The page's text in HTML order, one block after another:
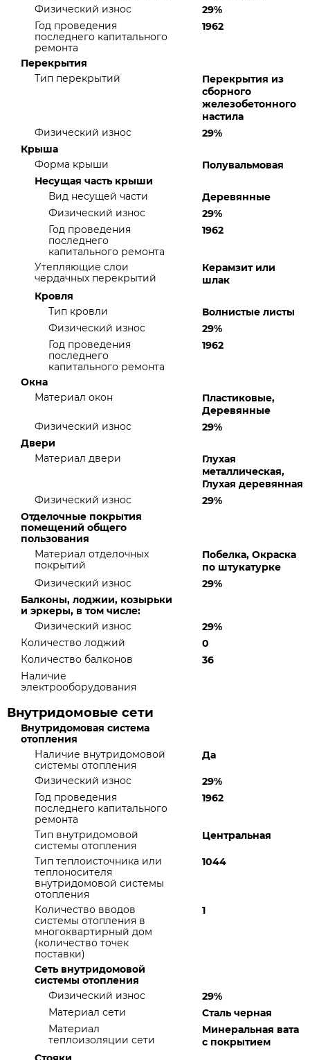
Физический износ
29%
Год проведения
последнего капитального
ремонта
1962
Перекрытия
Тип перекрытий
Перекрытия из
сборного
железобетонного
настила
Физический износ
29%
Крыша
Форма крыши
Полувальмовая
Несущая часть крыши
Вид несущей части
Деревянные
Физический износ
29%
Год проведения
последнего
капитального ремонта
1962
Утепляющие слои
чердачных перекрытий
Керамзит или
шлак
Кровля
Тип кровли
Волнистые листы
Физический износ
29%
Год проведения
последнего
капитального ремонта
1962
Окна
Материал окон
Пластиковые,
Деревянные
Физический износ
29%
Двери
Материал двери
Глухая
металлическая,
Глухая деревянная
Физический износ
29%
Отделочные покрытия
помещений общего
пользования
Материал отделочных
покрытий
Побелка, Окраска
по штукатурке
Физический износ
29%
Балконы, лоджии, козырьки
и эркеры, в том числе:
Физический износ
29%
Количество лоджий
0
Количество балконов
36
Наличие
электрооборудования
Внутридомовые сети
Внутридомовая система
отопления
Наличие внутридомовой
системы отопления
Да
Физический износ
29%
Год проведения
последнего капитального
ремонта
1962
Тип внутридомовой
системы отопления
Центральная
Тип теплоисточника или
теплоносителя
внутридомовой системы
отопления
1044
Количество вводов
системы отопления в
многоквартирный дом
(количество точек
поставки)
1
Сеть внутридомовой
системы отопления
Физический износ
29%
Материал сети
Сталь черная
Материал
теплоизоляции сети
Минеральная вата
с покрытием